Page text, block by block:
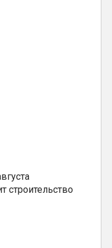
строительство